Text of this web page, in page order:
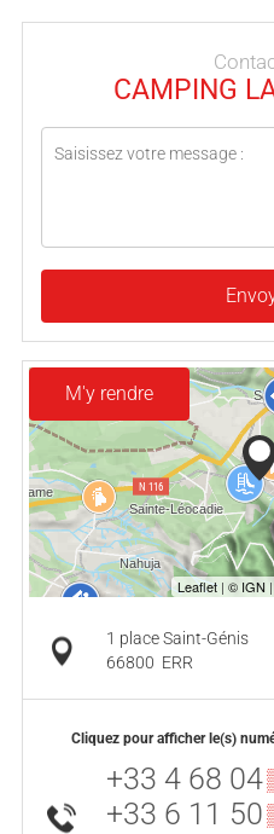
CAMPING
M'y rendre
1 place Saint-Génis
66800 ERR
Cliquez pour afficher le(s)
+33 4 68 04
+33 6 11 50